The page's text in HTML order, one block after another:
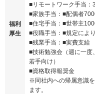
福利
厚生
■リモートワーク手当：
■家族手当：■配偶者
■住宅手当：■世帯主
■役職手当：■規定によ
■残業手当：■実費支給
■技術勉強会（週に一度
若手向け）
■資格取得報奨金
※同社内への帰属意識
ます。